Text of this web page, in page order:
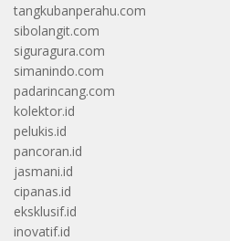
tangkubanperahu.com
sibolangit.com
siguragura.com
simanindo.com
padarincang.com
kolektor.id
pelukis.id
pancoran.id
jasmani.id
cipanas.id
eksklusif.id
inovatif.id